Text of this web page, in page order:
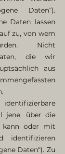
Daten“).
Daten lassen
zu, von wem
Nicht
die wir
aus
jene, über die
kann oder mit
identifizieren
Daten“). Zu